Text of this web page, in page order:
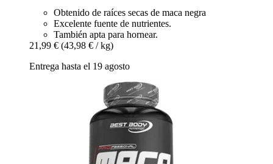
Obtenido de raíces secas de maca negra
Excelente fuente de nutrientes.
También apta para hornear.
21,99 € (43,98 € / kg)
Entrega hasta el 19 agosto